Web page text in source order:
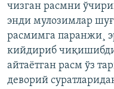
чизган расмни
энди мулозимлар
расмимга паранжи¸
кийдириб
айтаëтган расм ўз
деворий